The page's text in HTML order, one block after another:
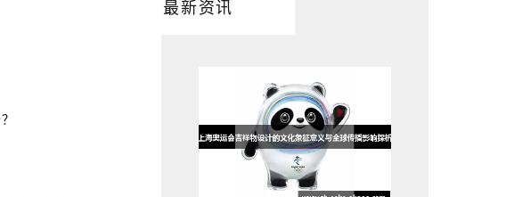
最新资讯